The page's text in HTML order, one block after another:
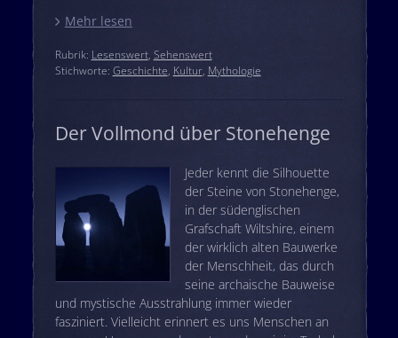
Mehr lesen
Rubrik: Lesenswert, Sehenswert
Stichworte: Geschichte, Kultur, Mythologie
Der Vollmond über Stonehenge
Jeder kennt die Silhouette
der Steine von Stonehenge,
in der südenglischen
Grafschaft Wiltshire, einem
der wirklich alten Bauwerke
der Menschheit, das durch
seine archaische Bauweise
und mystische Ausstrahlung immer wieder
fasziniert. Vielleicht erinnert es uns Menschen an